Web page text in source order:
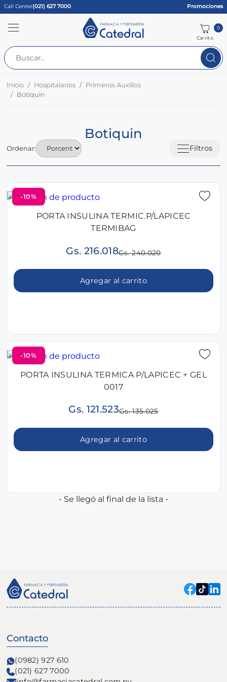
Call Center(021) 627 7000 Promociones
Carrito
0
Inicio Hospitalarios
Primeros Auxilios
Botiquin
Botiquin
Filtros
Ordenar:
-10%
PORTA INSULINA TERMIC.P/LAPICEC
TERMIBAG
Gs. 216.018Gs. 240.020
Agregar al carrito
-10%
PORTA INSULINA TERMICA P/LAPICEC + GEL
0017
Gs. 121.523Gs. 135.025
Agregar al carrito
- Se llegó al final de la lista -
Contacto
(0982) 927 610
(021) 627 7000